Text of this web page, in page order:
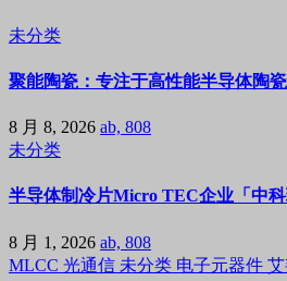
未分类
聚能陶瓷：专注于高性能半导体陶
8 月 8, 2026 ab, 808
未分类
半导体制冷片Micro TEC企业「中
8 月 1, 2026 ab, 808
MLCC 光通信 未分类 电子元器件